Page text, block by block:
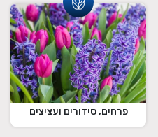
פרחים, סידורים ועציצים